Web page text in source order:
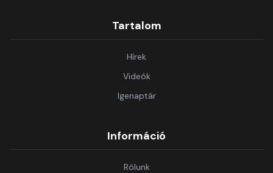
Tartalom
Hírek
Videók
Igenaptár
Információ
Rólunk